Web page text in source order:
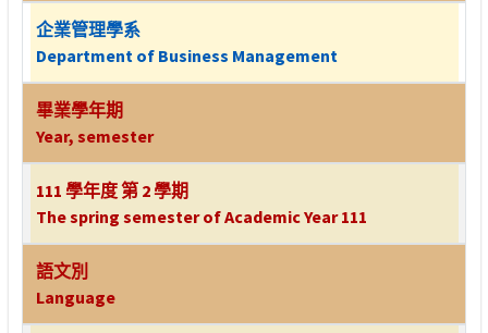
企業管理學系
Department of Business Management
畢業學年期
Year, semester
111 學年度 第 2 學期
The spring semester of Academic Year 111
語文別
Language